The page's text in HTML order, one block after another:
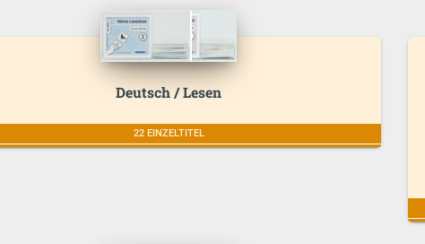
Deutsch / Lesen
22 EINZELTITEL